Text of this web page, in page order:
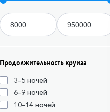
Продолжительность круиза
3–5 ночей
6–9 ночей
10–14 ночей